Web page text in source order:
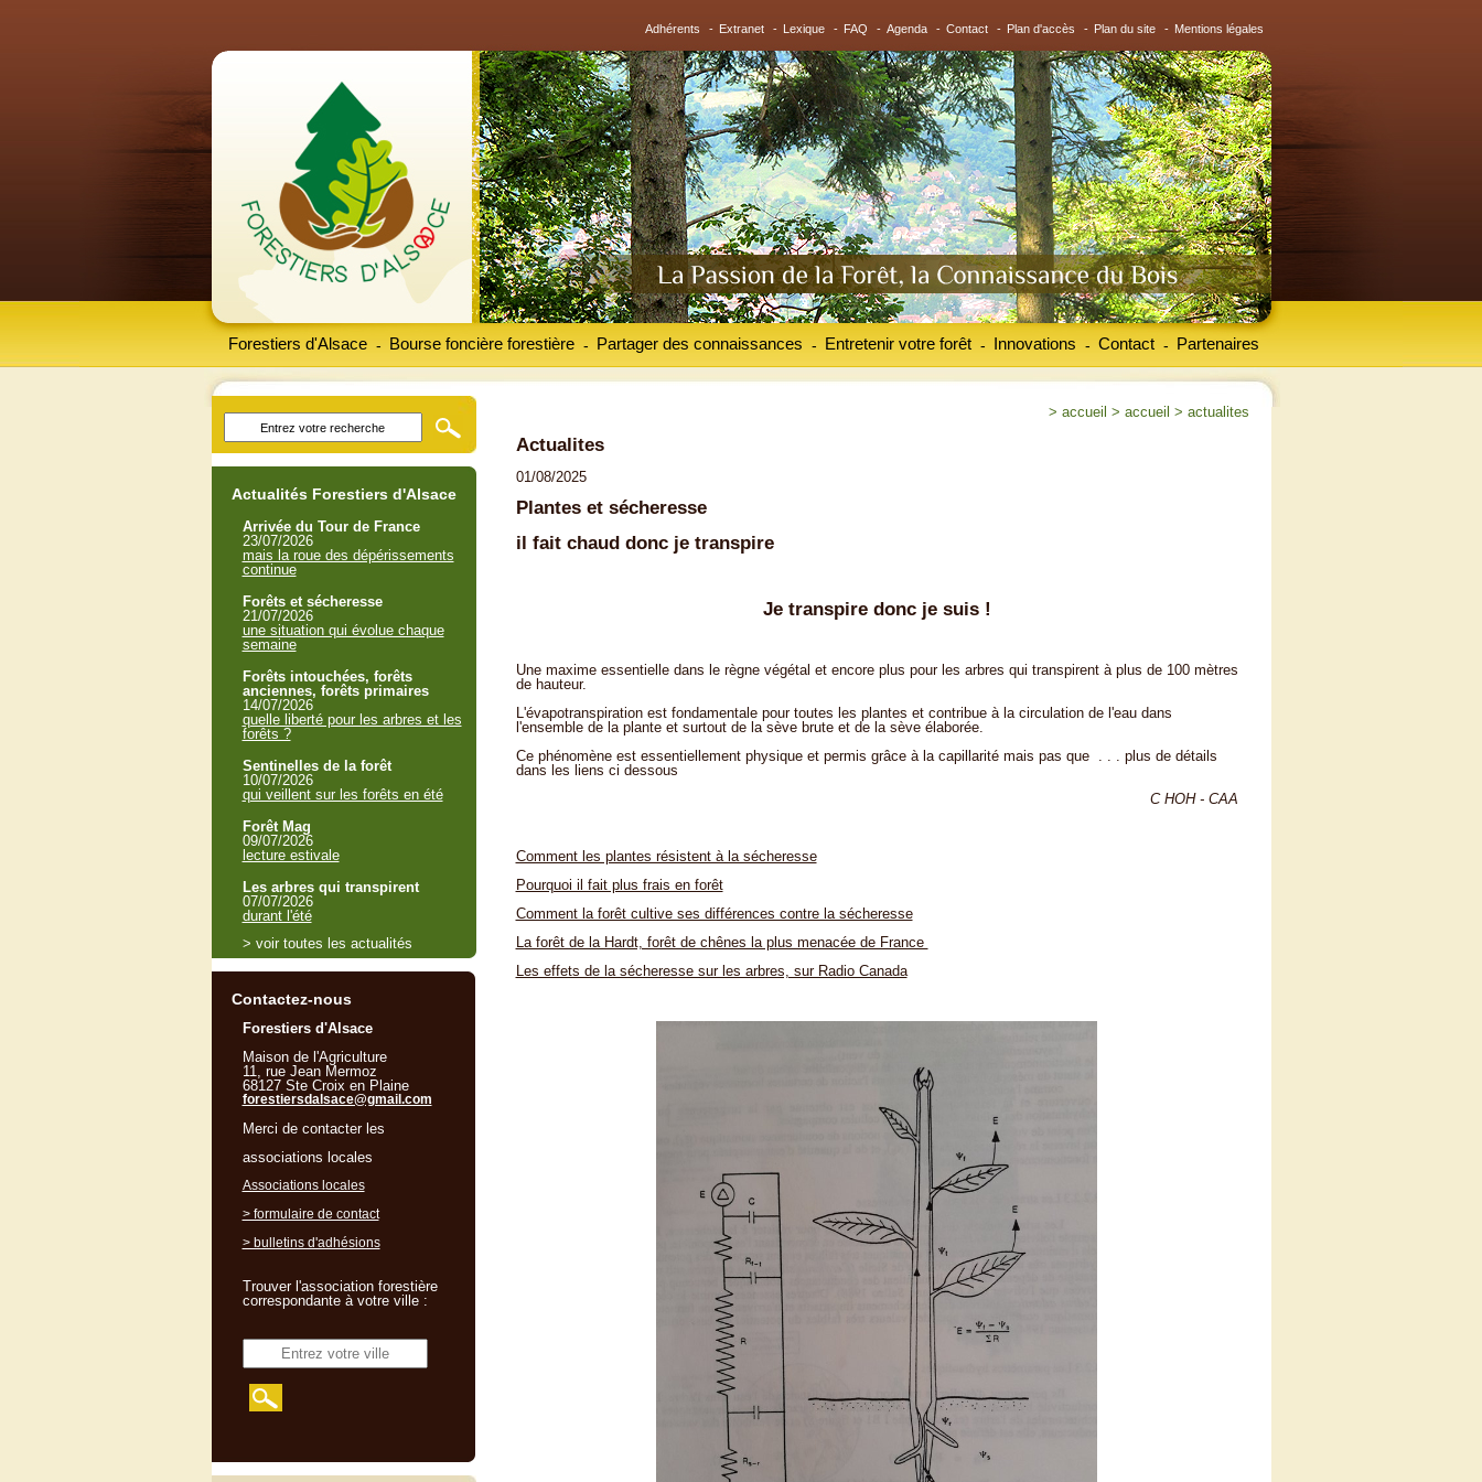
Adhérents - Extranet - Lexique - FAQ - Agenda - Contact - Plan d'accès - Plan du site - Mentions légales
Forestiers d'Alsace Bourse foncière forestière
- Partager des connaissances
- Entretenir votre forêt
- Innovations
- Contact
- Partenaires
-
> accueil > accueil > actualites
Actualites
01/08/2025
Plantes et sécheresse
il fait chaud donc je transpire
Je transpire donc je suis !
Une maxime essentielle dans le règne végétal et encore plus pour les arbres qui transpirent à plus de 100 mètres
de hauteur.
L'évapotranspiration est fondamentale pour toutes les plantes et contribue à la circulation de l'eau dans
l'ensemble de la plante et surtout de la sève brute et de la sève élaborée.
Ce phénomène est essentiellement physique et permis grâce à la capillarité mais pas que . . . plus de détails
dans les liens ci dessous
C HOH - CAA
Comment les plantes résistent à la sécheresse
Pourquoi il fait plus frais en forêt
Comment la forêt cultive ses différences contre la sécheresse
La forêt de la Hardt, forêt de chênes la plus menacée de France
Les effets de la sécheresse sur les arbres, sur Radio Canada
Actualités Forestiers d'Alsace
Arrivée du Tour de France
23/07/2026
mais la roue des dépérissements
continue
Forêts et sécheresse
21/07/2026
une situation qui évolue chaque
semaine
Forêts intouchées, forêts
anciennes, forêts primaires
14/07/2026
quelle liberté pour les arbres et les
forêts ?
Sentinelles de la forêt
10/07/2026
qui veillent sur les forêts en été
Forêt Mag
09/07/2026
lecture estivale
Les arbres qui transpirent
07/07/2026
durant l'été
> voir toutes les actualités
Contactez-nous
Forestiers d'Alsace
Maison de l'Agriculture
11, rue Jean Mermoz
68127 Ste Croix en Plaine
forestiersdalsace@gmail.com
Merci de contacter les
associations locales
Associations locales
> formulaire de contact
> bulletins d'adhésions
Trouver l'association forestière
correspondante à votre ville :